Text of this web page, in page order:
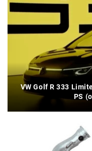
VW Golf R 333
PS